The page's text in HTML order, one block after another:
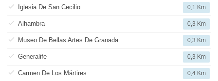
Iglesia De San Cecilio 0,1 Km
Alhambra 0,3 Km
Museo De Bellas Artes De Granada 0,3 Km
Generalife 0,3 Km
Carmen De Los Mártires 0,4 Km